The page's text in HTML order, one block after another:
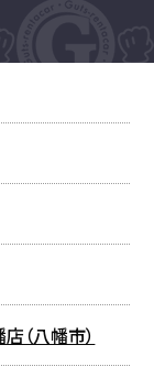
（八幡市）